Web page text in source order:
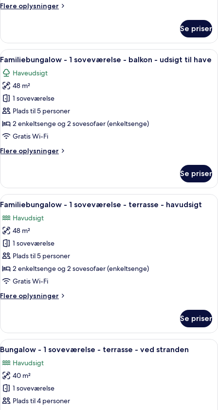
havet
Flere oplysninger
Flere
-
terrasse
-
havet
Se priser
Indlæs
alle
billeder
af
Familiebungalow
-
1
soveværelse
balkon
til
have
Et værelse med to senge, et bord,
6
Familiebungalow - 1 soveværelse - balkon - udsigt til have
Haveudsigt
48 m²
1 soveværelse
Plads til 5 personer
2 enkeltsenge og 2 sovesofaer (enkeltsenge)
Gratis Wi-Fi
Flere oplysninger
Flere
-
soveværelse
balkon
udsigt
til
have
Se priser
Indlæs
alle
billeder
af
Familiebungalow
-
1
soveværelse
terrasse
Et hotelværelse med seng, sofa,
10
Familiebungalow - 1 soveværelse - terrasse - havudsigt
Havudsigt
48 m²
1 soveværelse
Plads til 5 personer
2 enkeltsenge og 2 sovesofaer (enkeltsenge)
Gratis Wi-Fi
Flere oplysninger
Flere
-
soveværelse
terrasse
havudsigt
Se priser
Indlæs
alle
billeder
af
Bungalow
-
Et hotelværelse med seng,
6
Bungalow - 1 soveværelse - terrasse - ved stranden
Havudsigt
40 m²
1 soveværelse
Plads til 4 personer